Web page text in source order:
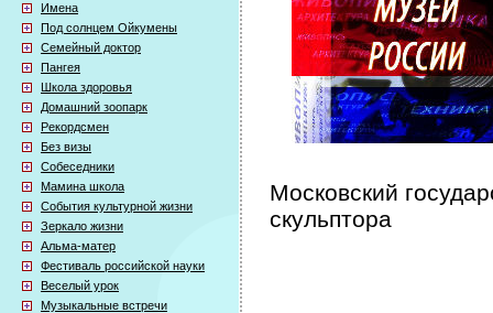
Имена
Под солнцем Ойкумены
Семейный доктор
Пангея
Школа здоровья
Домашний зоопарк
Рекордсмен
Без визы
Собеседники
Мамина школа
События культурной жизни
Зеркало жизни
Альма-матер
Фестиваль российской науки
Веселый урок
Музыкальные встречи
Московский
скульптора